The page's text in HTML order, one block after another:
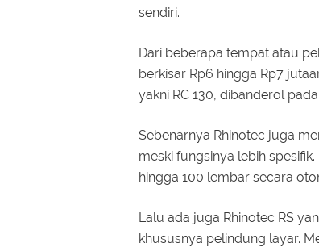
sendiri.
Dari beberapa tempat atau
berkisar Rp6 hingga Rp7
yakni RC 130, dibanderol
Sebenarnya Rhinotec juga
meski fungsinya lebih
hingga 100 lembar secara
Lalu ada juga Rhinotec RS
khususnya pelindung layar.